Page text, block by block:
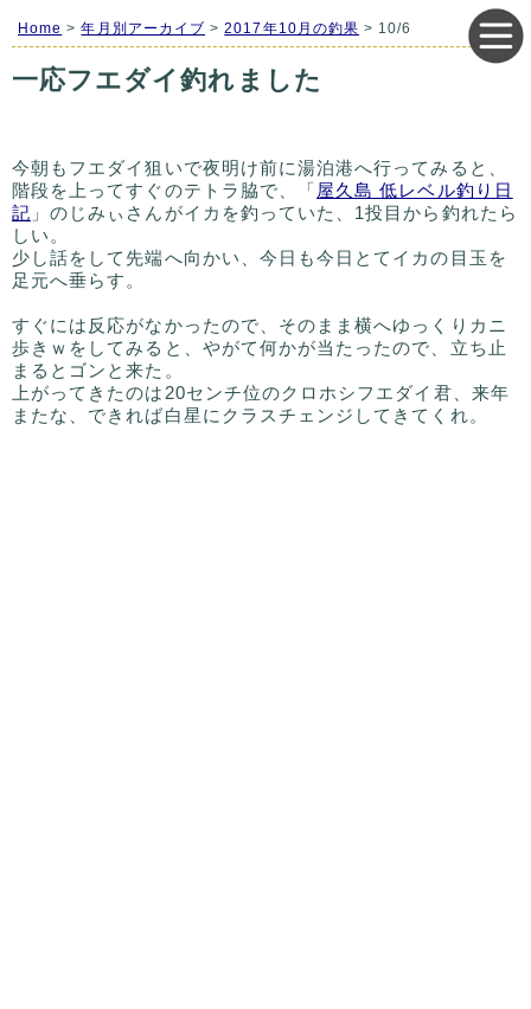
Home >年月別アーカイブ >2017年10月の釣果 > 10/6
一応フエダイ釣れました
今朝もフエダイ狙いで夜明け前に湯泊港へ行ってみると、
階段を上ってすぐのテトラ脇で、「 屋久島 低レベル釣り日
記 」のじみぃさんがイカを釣っていた、1投目から釣れたら
しい。
少し話をして先端へ向かい、今日も今日とてイカの目玉を
足元へ垂らす。
すぐには反応がなかったので、そのまま横へゆっくりカニ
歩きｗをしてみると、やがて何かが当たったので、立ち止
まるとゴンと来た。
上がってきたのは20センチ位のクロホシフエダイ君、来年
またな、できれば白星にクラスチェンジしてきてくれ。